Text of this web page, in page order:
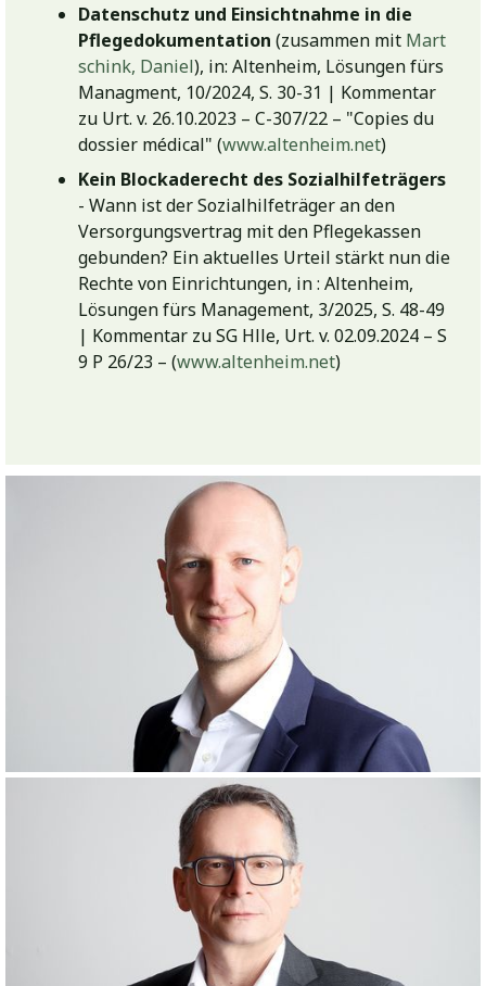
Datenschutz und Einsichtnahme in die
Pflegedokumentation (zusammen mit Mart
schink, Daniel), in: Altenheim, Lösungen fürs
Managment, 10/2024, S. 30-31 | Kommentar
zu Urt. v. 26.10.2023 – C-307/22 – "Copies du
dossier médical" (www.altenheim.net)
Kein Blockaderecht des Sozialhilfeträgers
- Wann ist der Sozialhilfeträger an den
Versorgungsvertrag mit den Pflegekassen
gebunden? Ein aktuelles Urteil stärkt nun die
Rechte von Einrichtungen, in : Altenheim,
Lösungen fürs Management, 3/2025, S. 48-49
| Kommentar zu SG Hlle, Urt. v. 02.09.2024 – S
9 P 26/23 – (www.altenheim.net)